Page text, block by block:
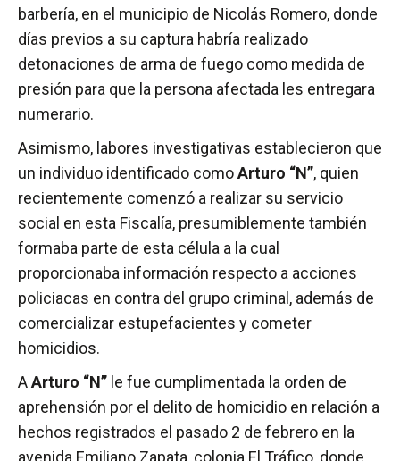
barbería, en el municipio de Nicolás Romero, donde
días previos a su captura habría realizado
detonaciones de arma de fuego como medida de
presión para que la persona afectada les entregara
numerario.
Asimismo, labores investigativas establecieron que
un individuo identificado comoArturo “N”, quien
recientemente comenzó a realizar su servicio
social en esta Fiscalía, presumiblemente también
formaba parte de esta célula a la cual
proporcionaba información respecto a acciones
policiacas en contra del grupo criminal, además de
comercializar estupefacientes y cometer
homicidios.
AArturo “N” le fue cumplimentada la orden de
aprehensión por el delito de homicidio en relación a
hechos registrados el pasado 2 de febrero en la